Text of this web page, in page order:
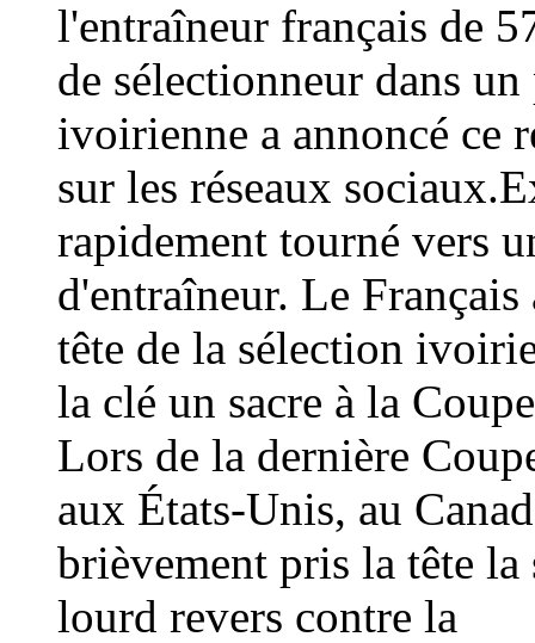
l'entraîneur français de
de sélectionneur dans
ivoirienne a annoncé ce
sur les réseaux
rapidement tourné vers
d'entraîneur. Le
tête de la sélection
la clé un sacre à la
Lors de la dernière
aux États-Unis, au
brièvement pris la tête
lourd revers contre la